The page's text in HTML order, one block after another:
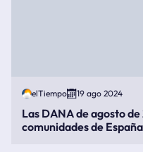
elTiempo 19 ago 2024
Las DANA de agosto
comunidades de España